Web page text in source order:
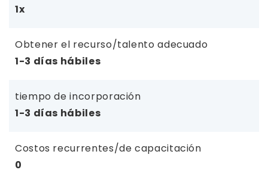
1x
Obtener el recurso/talento adecuado
1-3 días hábiles
tiempo de incorporación
1-3 días hábiles
Costos recurrentes/de capacitación
0